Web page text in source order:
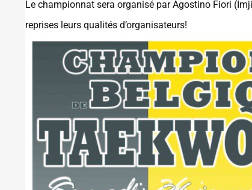
Le championnat sera organisé par Agostino Fiori
reprises leurs qualités d’organisateurs!